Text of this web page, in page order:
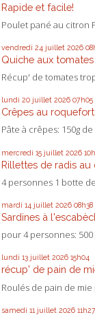
Rapide et facile!
Poulet pané au citron
vendredi 24 juillet 2026
Quiche aux tomates
Récup' de tomates
lundi 20 juillet 2026 07h05
Crêpes au
Pâte à crêpes: 150g
mercredi 15 juillet 2026
Rillettes de radis au
4 personnes 1 botte
mardi 14 juillet 2026 08h38
Sardines à
pour 4 personnes:
lundi 13 juillet 2026 15h04
récup' de pain de
Roulés de pain de mie
samedi 11 juillet 2026 11h27